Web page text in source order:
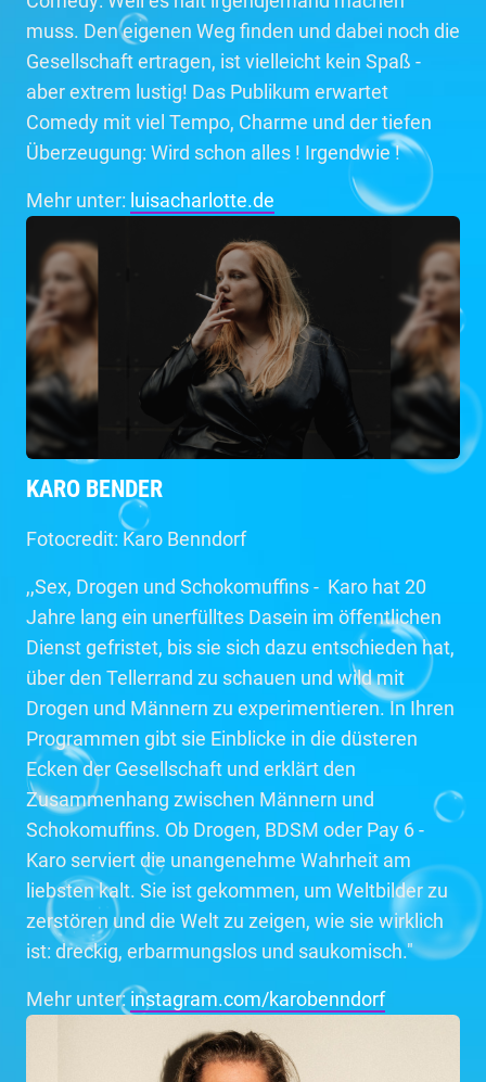
muss. Den eigenen Weg finden und dabei noch die
Gesellschaft ertragen, ist vielleicht kein Spaß -
aber extrem lustig! Das Publikum erwartet
Comedy mit viel Tempo, Charme und der tiefen
Überzeugung: Wird schon alles ! Irgendwie !
Mehr unter: luisacharlotte.de
KARO BENDER
Fotocredit: Karo Benndorf
,,Sex, Drogen und Schokomuffins - Karo hat 20
Jahre lang ein unerfülltes Dasein im öffentlichen
Dienst gefristet, bis sie sich dazu entschieden hat,
über den Tellerrand zu schauen und wild mit
Drogen und Männern zu experimentieren. In Ihren
Programmen gibt sie Einblicke in die düsteren
Ecken der Gesellschaft und erklärt den
Zusammenhang zwischen Männern und
Schokomuffins. Ob Drogen, BDSM oder Pay 6 -
Karo serviert die unangenehme Wahrheit am
liebsten kalt. Sie ist gekommen, um Weltbilder zu
zerstören und die Welt zu zeigen, wie sie wirklich
ist: dreckig, erbarmungslos und saukomisch."
Mehr unter:instagram.com/karobenndorf